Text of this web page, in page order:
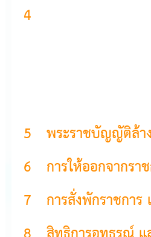
4
5 พระราชบัญญัติล้า
6 การให้ออกจากรา
7 การสั่งพักราชการ